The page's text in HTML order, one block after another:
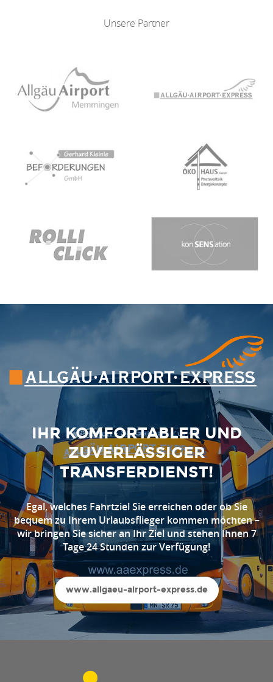
Unsere Partner
IHR KOMFORTABLER UND
ZUVERLÄSSIGER
TRANSFERDIENST!
Egal, welches Fahrtziel Sie erreichen oder ob Sie
bequem zu Ihrem Urlaubsflieger kommen möchten –
wir bringen Sie sicher an Ihr Ziel und stehen Ihnen 7
Tage 24 Stunden zur Verfügung!
www.allgaeu-airport-express.de